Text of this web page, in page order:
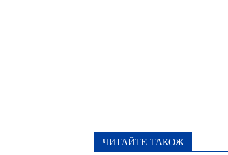
ЧИТАЙТЕ ТАКОЖ